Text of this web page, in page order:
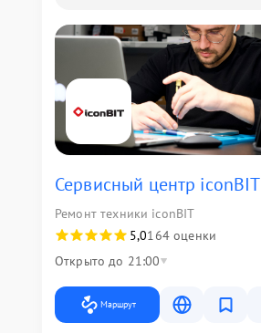
Сервисный центр iconBIT
Ремонт техники iconBIT
5,0164 оценки
Открыто до 21:00
Маршрут